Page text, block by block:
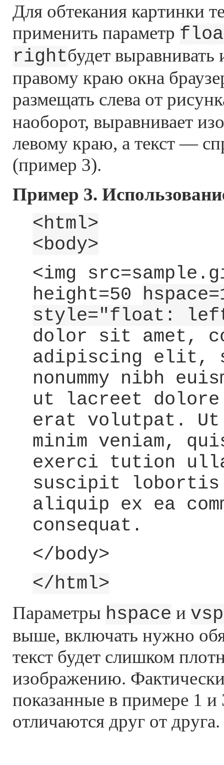
Для обтекания картинки
применить параметр
rightбудет
правому краю окна
размещать слева от
наоборот, выравнивает
левому краю, а текст —
(пример 3).
Пример 3.
<html>
<body>
<img
height=50
style="float:
dolor sit amet,
adipiscing elit,
nonummy nibh
ut lacreet dolore
erat volutpat. Ut
minim veniam,
exerci tution
suscipit
aliquip ex ea
consequat.
</body>
</html>
Параметры hspace и
выше, включать нужно
текст будет слишком
изображению.
показанные в примере 1 и
отличаются друг от друга.